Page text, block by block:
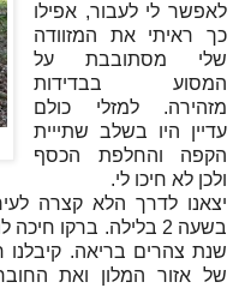
לאפשר לי לעבור, אפילו
כך ראיתי את המזוודה
שלי מסתובבת על
המסוע בבדידות
מזהירה. למזלי כולם
עדיין היו בשלב שתייית
הקפה והחלפת הכסף
ולכן לא חיכו לי.
יצאנו לדרך הלא קצרה
בשעה 2 בלילה. ברקו
שנת צהרים בריאה. קיבלנו
של אזור המלון ואת